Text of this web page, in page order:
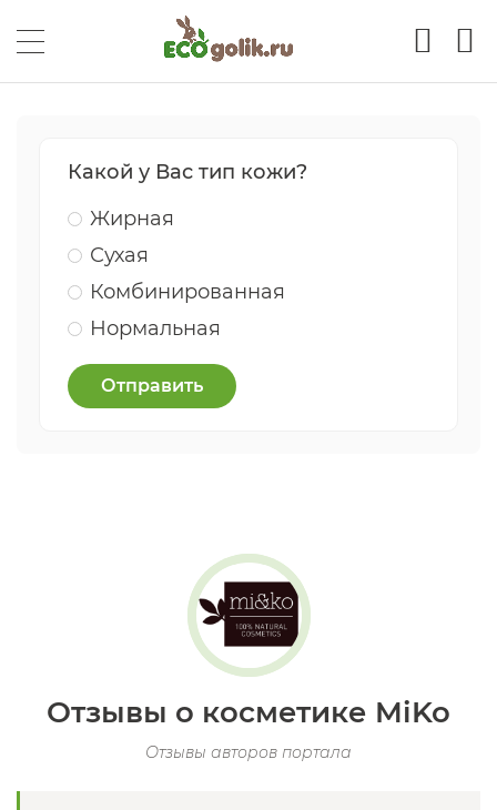
Какой у Вас тип кожи?
Жирная
Сухая
Комбинированная
Нормальная
Отправить
Отзывы о косметике MiKo
Отзывы авторов портала